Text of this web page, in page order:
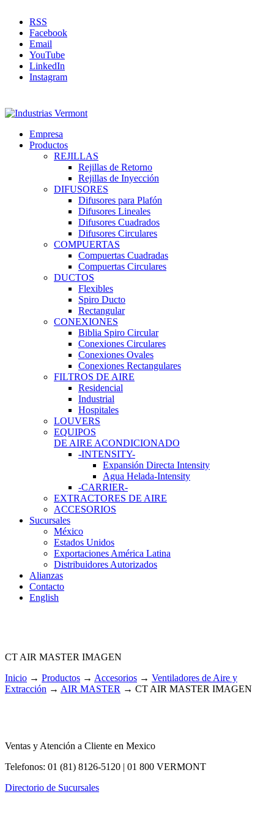
RSS
Facebook
Email
YouTube
LinkedIn
Instagram
Empresa
Productos
REJILLAS
Rejillas de Retorno
Rejillas de Inyección
DIFUSORES
Difusores para Plafón
Difusores Lineales
Difusores Cuadrados
Difusores Circulares
COMPUERTAS
Compuertas Cuadradas
Compuertas Circulares
DUCTOS
Flexibles
Spiro Ducto
Rectangular
CONEXIONES
Biblia Spiro Circular
Conexiones Circulares
Conexiones Ovales
Conexiones Rectangulares
FILTROS DE AIRE
Residencial
Industrial
Hospitales
LOUVERS
EQUIPOS
DE AIRE ACONDICIONADO
-INTENSITY-
Expansión Directa Intensity
Agua Helada-Intensity
-CARRIER-
EXTRACTORES DE AIRE
ACCESORIOS
Sucursales
México
Estados Unidos
Exportaciones América Latina
Distribuidores Autorizados
Alianzas
Contacto
English
CT AIR MASTER IMAGEN
Inicio → Productos → Accesorios → Ventiladores de Aire y
Extracción → AIR MASTER → CT AIR MASTER IMAGEN
Ventas y Atención a Cliente en Mexico
Telefonos: 01 (81) 8126-5120 | 01 800 VERMONT
Directorio de Sucursales